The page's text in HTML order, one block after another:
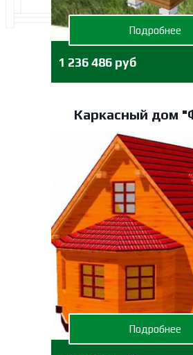
1 236 486 руб
Подробнее
Каркасный дом
Подробнее